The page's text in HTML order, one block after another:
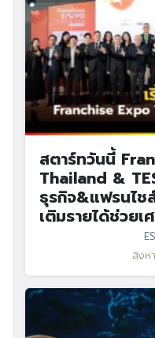
สตาร์ทวันนี้
Thailand &
ธุรกิจ&แฟรนไ
เติมรายได้ช่วยเ
สิงห